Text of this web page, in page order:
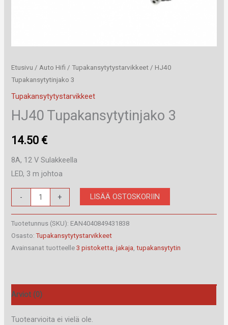
Etusivu / Auto Hifi /Tupakansytytystarvikkeet / HJ40
Tupakansytytinjako 3
Tupakansytytystarvikkeet
HJ40 Tupakansytytinjako 3
14.50 €
8A, 12 V Sulakkeella
LED, 3 m johtoa
-
Tupakansytytinjako
3
määrä
+ LISÄÄ OSTOSKORIIN
Tuotetunnus (SKU): EAN4040849431838
Osasto:Tupakansytytystarvikkeet
Avainsanat tuotteelle3 pistoketta,jakaja,tupakansytytin
Arviot (0)
Tuotearvioita ei vielä ole.